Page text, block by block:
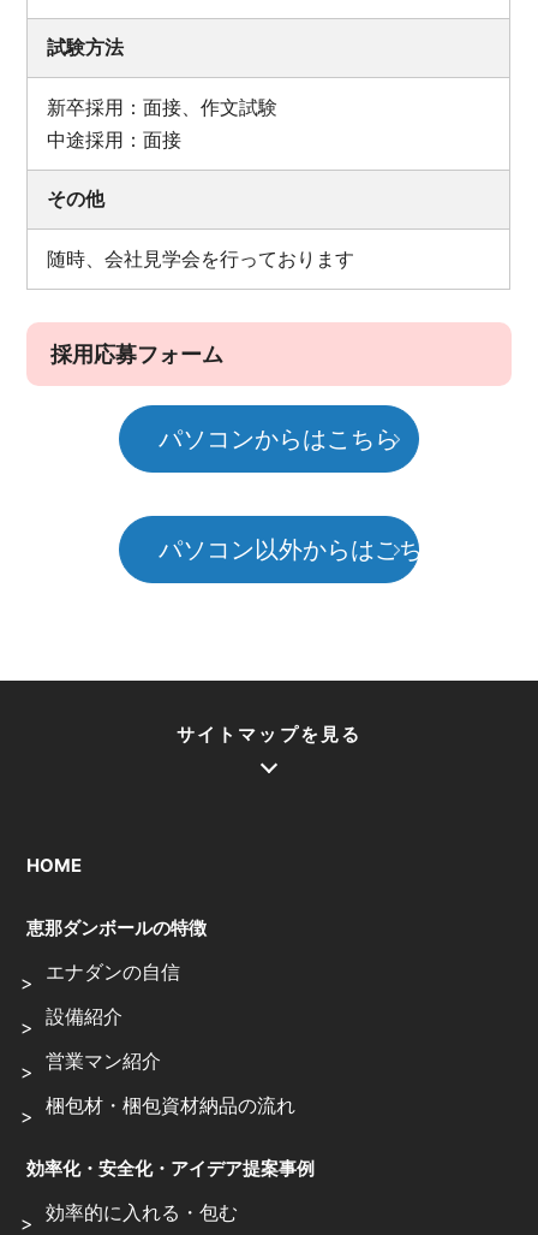
試験方法
新卒採用：面接、作文試験
中途採用：面接
その他
随時、会社見学会を行っております
採用応募フォーム
パソコンからはこちら
パソコン以外からはこちら
サイトマップを見る
HOME
恵那ダンボールの特徴
エナダンの自信
設備紹介
営業マン紹介
梱包材・梱包資材納品の流れ
効率化・安全化・アイデア提案事例
効率的に入れる・包む